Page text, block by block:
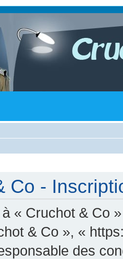
Co -
« Cruchot & Co
& Co », «
des